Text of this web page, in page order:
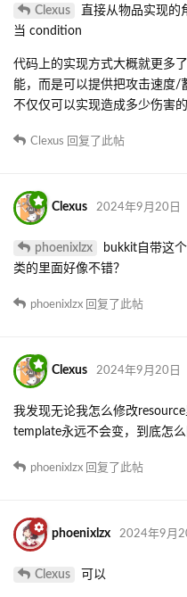
Clexus
直接从物品实现的
当 condition
代码上的实现方式大概就更多
能，而是可以提供把攻击速度/
不仅仅可以实现造成多少伤害的
Clexus 回复了此帖
Clexus 2024年9月20日
phoenixlzx
bukkit自带这
类的里面好像不错？
phoenixlzx 回复了此帖
Clexus 2024年9月20日
我发现无论我怎么修改
template永远不会变，到底怎么
phoenixlzx 回复了此帖
phoenixlzx 2024年9月
Clexus 可以